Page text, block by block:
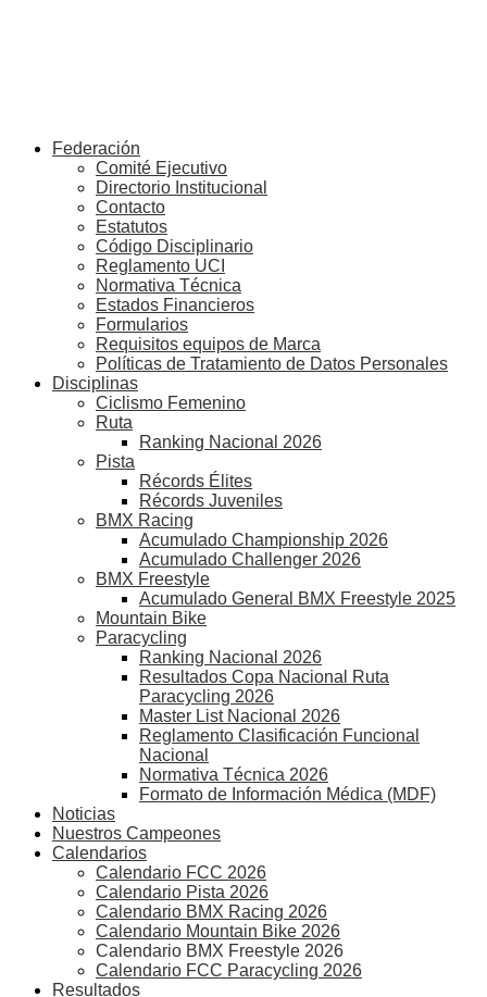
Federación
Comité Ejecutivo
Directorio Institucional
Contacto
Estatutos
Código Disciplinario
Reglamento UCI
Normativa Técnica
Estados Financieros
Formularios
Requisitos equipos de Marca
Políticas de Tratamiento de Datos Personales
Disciplinas
Ciclismo Femenino
Ruta
Ranking Nacional 2026
Pista
Récords Élites
Récords Juveniles
BMX Racing
Acumulado Championship 2026
Acumulado Challenger 2026
BMX Freestyle
Acumulado General BMX Freestyle 2025
Mountain Bike
Paracycling
Ranking Nacional 2026
Resultados Copa Nacional Ruta
Paracycling 2026
Master List Nacional 2026
Reglamento Clasificación Funcional
Nacional
Normativa Técnica 2026
Formato de Información Médica (MDF)
Noticias
Nuestros Campeones
Calendarios
Calendario FCC 2026
Calendario Pista 2026
Calendario BMX Racing 2026
Calendario Mountain Bike 2026
Calendario BMX Freestyle 2026
Calendario FCC Paracycling 2026
Resultados